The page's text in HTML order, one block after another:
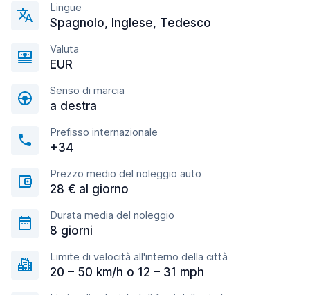
Lingue
Spagnolo, Inglese, Tedesco
Valuta
EUR
Senso di marcia
a destra
Prefisso internazionale
+34
Prezzo medio del noleggio auto
28 € al giorno
Durata media del noleggio
8 giorni
Limite di velocità all'interno della città
20 – 50 km/h o 12 – 31 mph